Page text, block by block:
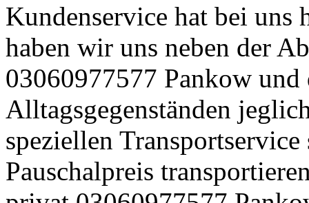
Kundenservice hat bei uns
haben wir uns neben der
03060977577 Pankow
Alltagsgegenständen
speziellen
Pauschalpreis